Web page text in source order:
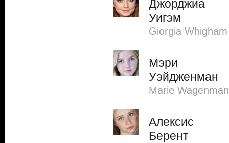
Джорджиа
Уигэм
Giorgia Whigham
Мэри
Уэйдженман
Marie Wagenman
Алексис
Берент